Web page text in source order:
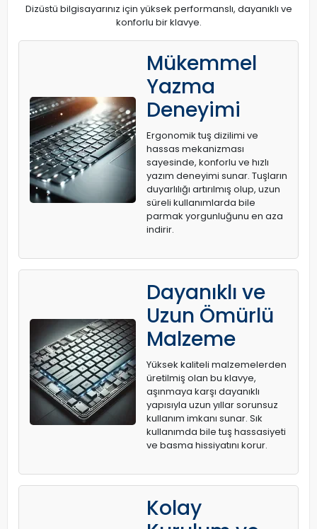
Dizüstü bilgisayarınız için yüksek performanslı, dayanıklı ve
konforlu bir klavye.
Mükemmel
Yazma
Deneyimi
Ergonomik tuş dizilimi ve
hassas mekanizması
sayesinde, konforlu ve hızlı
yazım deneyimi sunar. Tuşların
duyarlılığı artırılmış olup, uzun
süreli kullanımlarda bile
parmak yorgunluğunu en aza
indirir.
Dayanıklı ve
Uzun Ömürlü
Malzeme
Yüksek kaliteli malzemelerden
üretilmiş olan bu klavye,
aşınmaya karşı dayanıklı
yapısıyla uzun yıllar sorunsuz
kullanım imkanı sunar. Sık
kullanımda bile tuş hassasiyeti
ve basma hissiyatını korur.
Kolay